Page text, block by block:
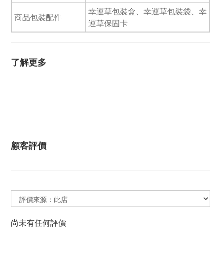
商品包裝配件
幸運草包裝盒、幸運草包裝袋、幸
運草保固卡
了解更多
顧客評價
尚未有任何評價